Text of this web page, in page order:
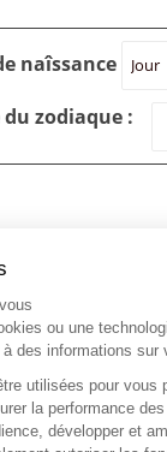
naîssance
du zodiaque :
VOYANCE.INFO
– Michel
ou une
des informations sur
utilisées pour vous
la performance
développer et